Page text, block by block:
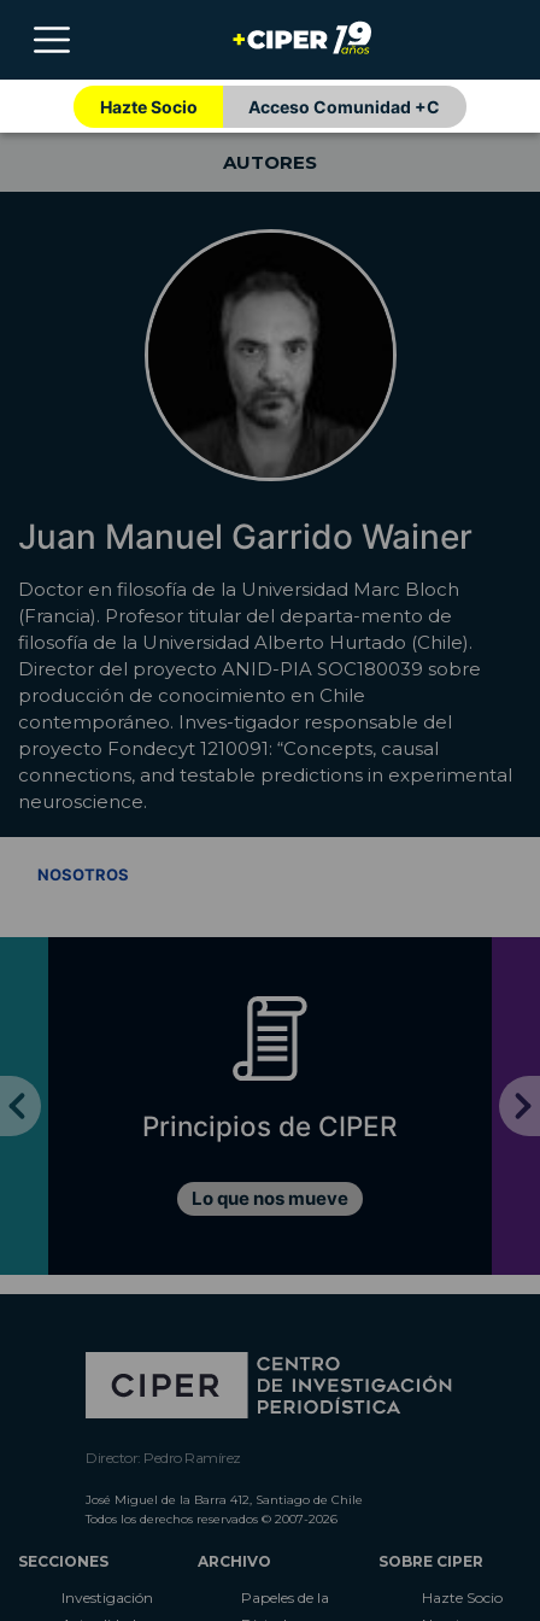
Hazte Socio Acceso Comunidad +C
AUTORES
Juan Manuel Garrido Wainer
Doctor en filosofía de la Universidad Marc Bloch
(Francia). Profesor titular del departa-mento de
filosofía de la Universidad Alberto Hurtado (Chile).
Director del proyecto ANID-PIA SOC180039 sobre
producción de conocimiento en Chile
contemporáneo. Inves-tigador responsable del
proyecto Fondecyt 1210091: “Concepts, causal
connections, and testable predictions in experimental
neuroscience.
NOSOTROS
Principios de CIPER
Lo que nos mueve
Director: Pedro Ramírez
José Miguel de la Barra 412, Santiago de Chile
Todos los derechos reservados © 2007-2026
SECCIONES
Investigación
ARCHIVO
Papeles de la
SOBRE CIPER
Hazte Socio